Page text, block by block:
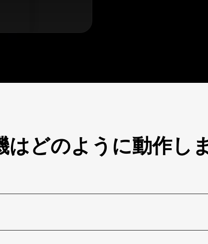
はどのように動作し